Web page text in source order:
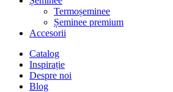
Termoșeminee
Șeminee premium
Accesorii
Catalog
Inspirație
Despre noi
Blog